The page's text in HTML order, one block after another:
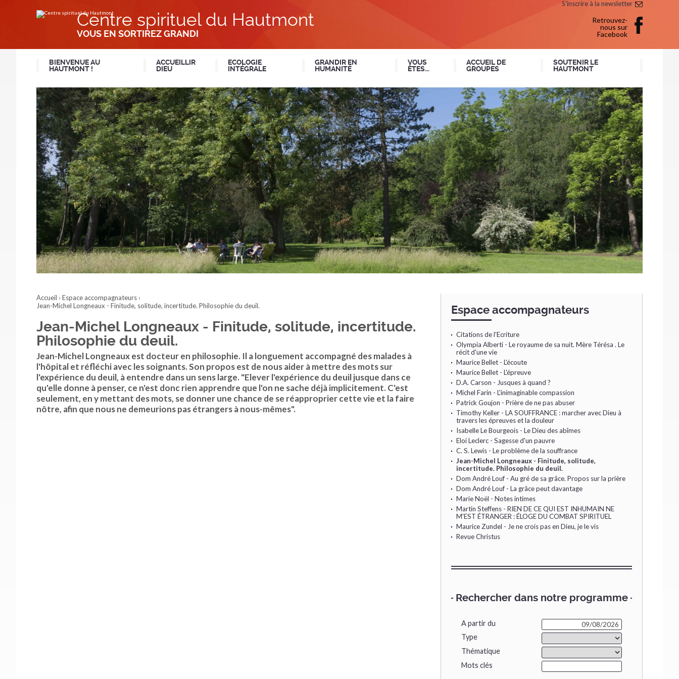
contenu.
S'inscrire à la newsletter
Retrouvez-
nous sur
Facebook
Centre spirituel du Hautmont
VOUS EN SORTIREZ GRANDI
BIENVENUE AU
HAUTMONT !
ACCUEILLIR
DIEU
ECOLOGIE
INTÉGRALE
GRANDIR EN
HUMANITÉ
VOUS
ÊTES...
ACCUEIL DE
GROUPES
SOUTENIR LE
HAUTMONT
Accueil › Espace accompagnateurs ›
Jean-Michel Longneaux - Finitude, solitude, incertitude. Philosophie du deuil.
Navigation
Espace accompagnateurs
Citations de l'Ecriture
Olympia Alberti - Le royaume de sa nuit. Mère Térésa . Le
récit d'une vie
Maurice Bellet - L'écoute
Maurice Bellet - L'épreuve
D.A. Carson - Jusques à quand ?
Michel Farin - L'inimaginable compassion
Patrick Goujon - Prière de ne pas abuser
Timothy Keller - LA SOUFFRANCE : marcher avec Dieu à
travers les épreuves et la douleur
Isabelle Le Bourgeois - Le Dieu des abîmes
Eloi Leclerc - Sagesse d'un pauvre
C. S. Lewis - Le problème de la souffrance
Jean-Michel Longneaux - Finitude, solitude,
incertitude. Philosophie du deuil.
Dom André Louf - Au gré de sa grâce. Propos sur la prière
Dom André Louf - La grâce peut davantage
Marie Noël - Notes intimes
Martin Steffens - RIEN DE CE QUI EST INHUMAIN NE
M'EST ÉTRANGER : ÉLOGE DU COMBAT SPIRITUEL
Maurice Zundel - Je ne crois pas en Dieu, je le vis
Revue Christus
Rechercher dans notre programme
A partir du
Type
Thématique
Mots clés
Jean-Michel Longneaux - Finitude, solitude, incertitude.
Philosophie du deuil.
Jean-Michel Longneaux est docteur en philosophie. Il a longuement accompagné des malades à
l'hôpital et réfléchi avec les soignants. Son propos est de nous aider à mettre des mots sur
l'expérience du deuil, à entendre dans un sens large. "Elever l'expérience du deuil jusque dans ce
qu'elle donne à penser, ce n'est donc rien apprendre que l'on ne sache déjà implicitement. C'est
seulement, en y mettant des mots, se donner une chance de se réapproprier cette vie et la faire
nôtre, afin que nous ne demeurions pas étrangers à nous-mêmes".